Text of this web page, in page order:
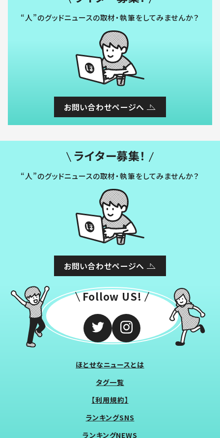
“人”のグッドニュースの取材・執筆をしてみませんか？
お問い合わせページへ
ライター募集！
“人”のグッドニュースの取材・執筆をしてみませんか？
お問い合わせページへ
Follow US!
ほとせなニュースとは
タグ一覧
【利用規約】
ランキングSNS
ランキングNEWS